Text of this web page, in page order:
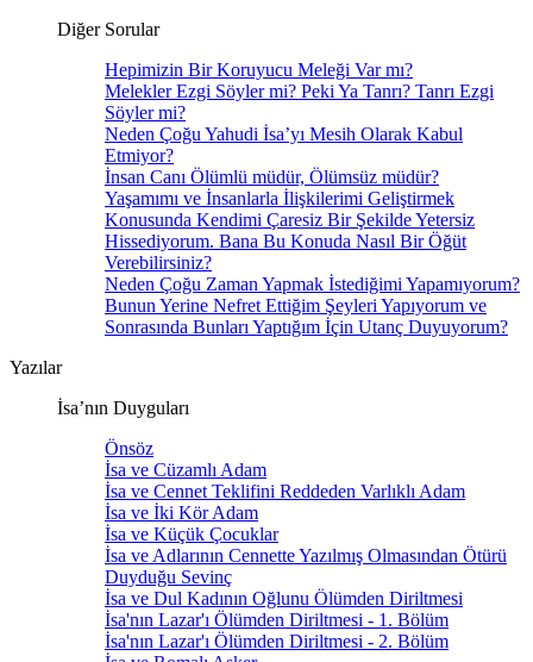
Diğer Sorular
Hepimizin Bir Koruyucu Meleği Var mı?
Melekler Ezgi Söyler mi? Peki Ya Tanrı? Tanrı Ezgi
Söyler mi?
Neden Çoğu Yahudi İsa’yı Mesih Olarak Kabul
Etmiyor?
İnsan Canı Ölümlü müdür, Ölümsüz müdür?
Yaşamımı ve İnsanlarla İlişkilerimi Geliştirmek
Konusunda Kendimi Çaresiz Bir Şekilde Yetersiz
Hissediyorum. Bana Bu Konuda Nasıl Bir Öğüt
Verebilirsiniz?
Neden Çoğu Zaman Yapmak İstediğimi Yapamıyorum?
Bunun Yerine Nefret Ettiğim Şeyleri Yapıyorum ve
Sonrasında Bunları Yaptığım İçin Utanç Duyuyorum?
Yazılar
İsa’nın Duyguları
Önsöz
İsa ve Cüzamlı Adam
İsa ve Cennet Teklifini Reddeden Varlıklı Adam
İsa ve İki Kör Adam
İsa ve Küçük Çocuklar
İsa ve Adlarının Cennette Yazılmış Olmasından Ötürü
Duyduğu Sevinç
İsa ve Dul Kadının Oğlunu Ölümden Diriltmesi
İsa'nın Lazar'ı Ölümden Diriltmesi - 1. Bölüm
İsa'nın Lazar'ı Ölümden Diriltmesi - 2. Bölüm